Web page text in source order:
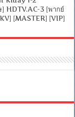
HDTV.AC-3 [พากย์
[MASTER] [VIP]